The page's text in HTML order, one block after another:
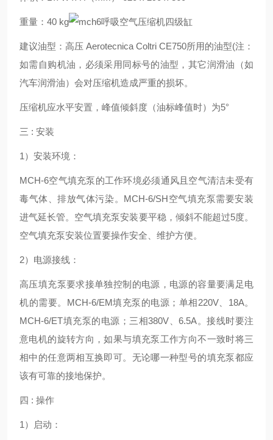
重量：40 kg
建议油型：高压 Aerotecnica Coltri CE750所用的油型(注：
如需自购机油，必须采用同标号的油型，其它润滑油（如
汽车润滑油）会对压缩机造成严重的损坏。
压缩机应水平安置，峰值倾斜度（油标峰值时）为5°
三 : 安装
1）安装环境：
MCH-6空气填充泵的工作环境必须通风且空气清洁未受有
毒气体、排放气体污染。MCH-6/SH空气填充泵需要安装
进气延长管。空气填充泵安装要平稳，倾斜不能超过5度。
空气填充泵安装位置要操作安全、维护方便。
2）电源接线：
高压填充泵要求接单独控制的电源，电源的容量要满足电
机的需要。MCH-6/EM填充泵的电源；单相220V、18A。
MCH-6/ET填充泵的电源；三相380V、6.5A。接线时要注
意电机的旋转方向，如果与填充泵工作方向不一致时将三
相中的任意两相互换即可。无论哪一种型号的填充泵都应
该有可靠的接地保护。
四 : 操作
1）启动：